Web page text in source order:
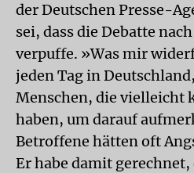
der Deutschen Presse-
sei, dass die Debatte
verpuffe. »Was mir
jeden Tag in
Menschen, die vielleicht
haben, um darauf
Betroffene hätten oft
Er habe damit